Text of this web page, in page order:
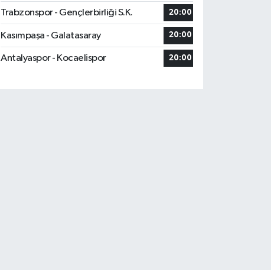
Trabzonspor - Gençlerbirliği S.K. 20:00
Kasımpaşa - Galatasaray 20:00
Antalyaspor - Kocaelispor 20:00